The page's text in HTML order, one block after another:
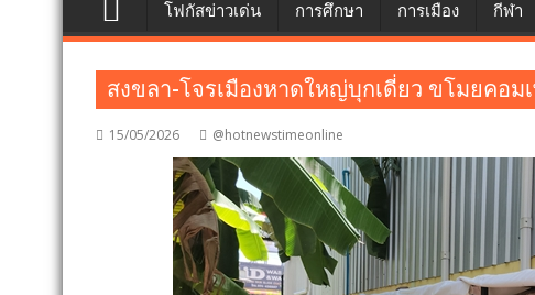
โฟกัสข่าวเด่น การศึกษา การเมือง กีฬา
สงขลา-โจรเมืองหาดใหญ่บุกเดี่ยว ขโมยคอม
15/05/2026 @hotnewstimeonline